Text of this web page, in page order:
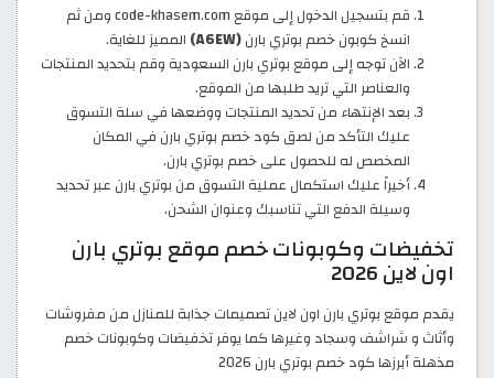
قم بتسجيل الدخول إلى موقع code-khasem.com ومن ثم
انسخ كوبون خصم بوتري بارن(A6EW)
المميز للغاية.
الآن توجه إلى موقع بوتري بارن السعودية وقم بتحديد المنتجات
والعناصر التي تريد طلبها من الموقع.
بعد الإنتهاء من تحديد المنتجات ووضعها في سلة التسوق
عليك التأكد من لصق كود خصم بوتري بارن في المكان
المخصص له للحصول على خصم بوتري بارن.
أخيراً عليك استكمال عملية التسوق من بوتري بارن عبر تحديد
وسيلة الدفع التي تناسبك وعنوان الشحن.
تخفيضات وكوبونات خصم موقع بوتري بارن
اون لاين 2026
يقدم موقع بوتري بارن اون لاين تصميمات جذابة للمنازل من مفروشات
وأثاث و شراشف وسجاد وغيرها كما يوفر تخفيضات وكوبونات خصم
مذهلة أبرزها كود خصم بوتري بارن 2026